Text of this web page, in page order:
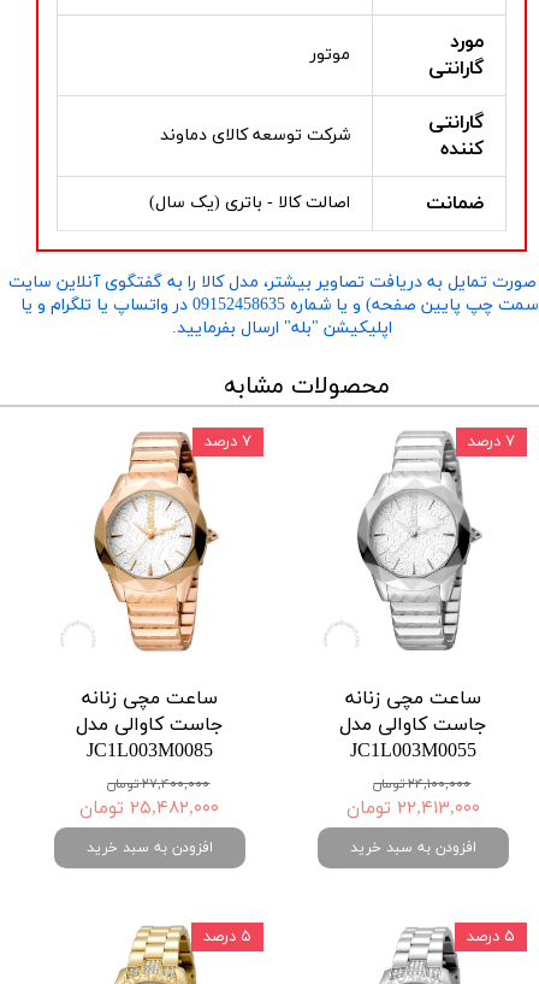
مورد
گارانتی
موتور
گارانتی
کننده
شرکت توسعه کالای دماوند
ضمانت اصالت کالا - باتری (یک سال)
تمایل به دریافت تصاویر بیشتر، مدل کالا را به گفتگوی آنلاین سایت
​​​​​​​(سمت چپ پایین صفحه) و یا شماره 09152458635 در واتساپ یا تلگرام و یا
اپلیکیشن "بله" ارسال بفرمایید.
محصولات مشابه
ساعت مچی زنانه
جاست کاوالی مدل
JC1L003M0055
۲۴,۱۰۰,۰۰۰ تومان
۲۲,۴۱۳,۰۰۰ تومان
افزودن به سبد خرید
۷ درصد
ساعت مچی زنانه
جاست کاوالی مدل
JC1L003M0085
۲۷,۴۰۰,۰۰۰ تومان
۲۵,۴۸۲,۰۰۰ تومان
افزودن به سبد خرید
۷ درصد
۵ درصد ۵ درصد